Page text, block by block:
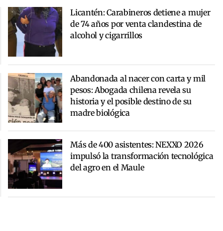
Licantén: Carabineros detiene a mujer
de 74 años por venta clandestina de
alcohol y cigarrillos
Abandonada al nacer con carta y mil
pesos: Abogada chilena revela su
historia y el posible destino de su
madre biológica
Más de 400 asistentes: NEXXO 2026
impulsó la transformación tecnológica
del agro en el Maule